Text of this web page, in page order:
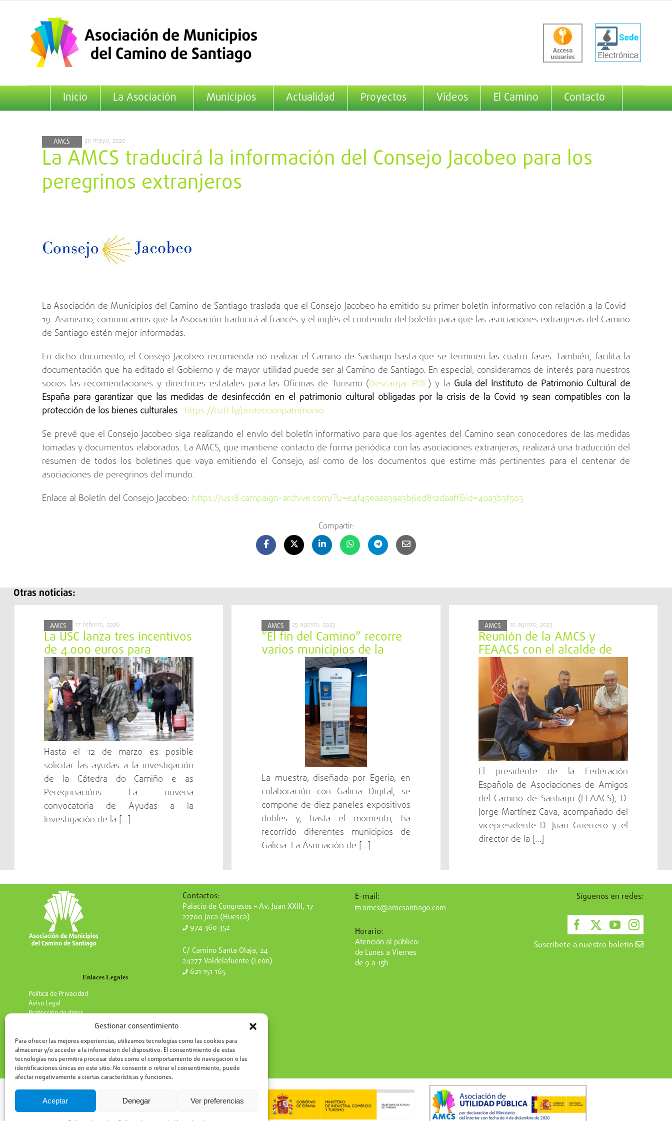
Gestionar consentimiento
Para ofrecer las mejores experiencias, utilizamos tecnologías como las cookies para
almacenar y/o acceder a la información del dispositivo. El consentimiento de estas
tecnologías nos permitirá procesar datos como el comportamiento de navegación o las
identificaciones únicas en este sitio. No consentir o retirar el consentimiento, puede
afectar negativamente a ciertas características y funciones.
Aceptar Denegar Ver preferencias
contenido
Inicio La Asociación Municipios Actualidad Proyectos Vídeos El Camino Contacto
AMCS 20 mayo, 2020
La AMCS traducirá la información del Consejo Jacobeo para los
peregrinos extranjeros
La Asociación de Municipios del Camino de Santiago traslada que el Consejo Jacobeo ha emitido su primer boletín informativo con relación a la Covid-
19. Asimismo, comunicamos que la Asociación traducirá al francés y el inglés el contenido del boletín para que las asociaciones extranjeras del Camino
de Santiago estén mejor informadas.
En dicho documento, el Consejo Jacobeo recomienda no realizar el Camino de Santiago hasta que se terminen las cuatro fases. También, facilita la
documentación que ha editado el Gobierno y de mayor utilidad puede ser al Camino de Santiago. En especial, consideramos de interés para nuestros
socios las recomendaciones y directrices estatales para las Oficinas de Turismo (Descargar PDF) y la Guía del Instituto de Patrimonio Cultural de
España para garantizar que las medidas de desinfección en el patrimonio cultural obligadas por la crisis de la Covid 19 sean compatibles con la
protección de los bienes culturales. https://cutt.ly/proteccionpatrimonio
Se prevé que el Consejo Jacobeo siga realizando el envío del boletín informativo para que los agentes del Camino sean conocedores de las medidas
tomadas y documentos elaborados. La AMCS, que mantiene contacto de forma periódica con las asociaciones extranjeras, realizará una traducción del
resumen de todos los boletines que vaya emitiendo el Consejo, así como de los documentos que estime más pertinentes para el centenar de
asociaciones de peregrinos del mundo.
Enlace al Boletín del Consejo Jacobeo: https://us18.campaign-archive.com/?u=e4f45eaaa39a3b6ed812daaff&id=40a3b3f503
Compartir:
Otras noticias:
AMCS 17 febrero, 2026
La USC lanza tres incentivos
de 4.000 euros para
proyectos sobre el Camino
de Santiago
Hasta el 12 de marzo es posible
solicitar las ayudas a la investigación
de la Cátedra do Camiño e as
Peregrinacións La novena
convocatoria de Ayudas a la
Investigación de la […]
AMCS 25 agosto, 2023
“El fin del Camino” recorre
varios municipios de la
La muestra, diseñada por Egeria, en
colaboración con Galicia Digital, se
compone de diez paneles expositivos
dobles y, hasta el momento, ha
recorrido diferentes municipios de
Galicia. La Asociación de […]
AMCS 10 agosto, 2023
Reunión de la AMCS y
FEAACS con el alcalde de
Jaca
El presidente de la Federación
Española de Asociaciones de Amigos
del Camino de Santiago (FEAACS), D.
Jorge Martínez Cava, acompañado del
vicepresidente D. Juan Guerrero y el
director de la […]
Enlaces Legales
Política de Privacidad
Aviso Legal
Protección de datos
Contactos:
Palacio de Congresos – Av. Juan XXIII, 17
22700 Jaca (Huesca)
974 360 352
C/ Camino Santa Olaja, 24
24277 Valdelafuente (León)
621 151 165
E-mail:
amcs@amcsantiago.com
Horario:
Atención al público:
de Lunes a Viernes
de 9 a 15h
Síguenos en redes:
Suscríbete a nuestro boletín